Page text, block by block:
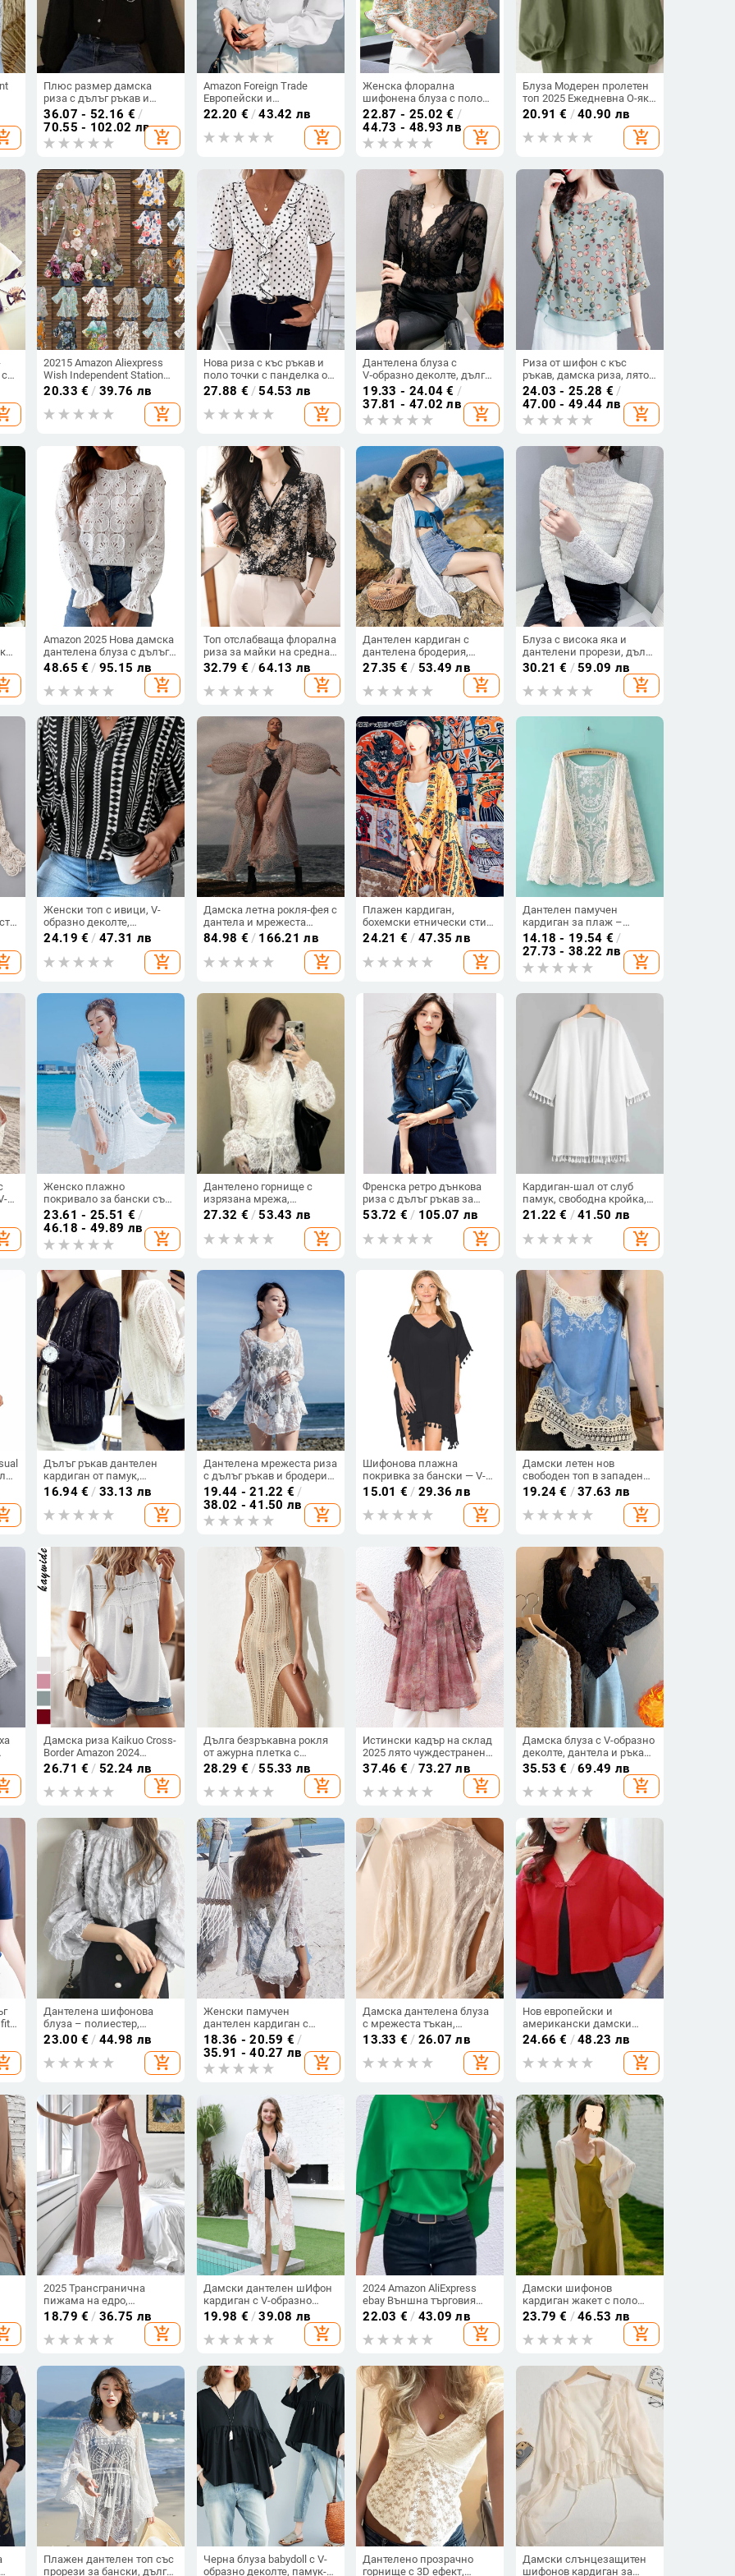
Плюс размер дамска
риза с дълъг ръкав и
яка‑кукла, стилно
прикрива корема
36.07 - 52.16 € /
70.55 - 102.02 лв
add_shopping_cart
Amazon Foreign Trade
Европейски и
американски дамски
дрехи Wish Aliexpress Ebay
Риза с волани Елегантна
22.20 € /43.42 лв
add_shopping_cart
Женска флорална
шифонена блуза с поло
яка, принт, ръкав 7/8, Лято
2023
22.87 - 25.02 € /
44.73 - 48.93 лв
add_shopping_cart
Блуза Модерен пролетен
топ 2025 Ежедневна О-яка
с дълъг ръкав,
едноцветна риза,
свободна ретро
20.91 € /40.90 лв
add_shopping_cart
20215 Amazon Aliexpress
Wish Independent Station
Ebay Блуза с многоцветен
флорален принт и готин
V-образен деколте
20.33 € / 39.76 лв
add_shopping_cart
Нова риза с къс ръкав и
поло точки с панделка от
чужбина
27.88 € /54.53 лв
add_shopping_cart
Дантелена блуза с
V‑образно деколте, дълги
ръкави, флисово
подплатена – дамски топ
за базово облекло, стилна
и универсална
19.33 - 24.04 € /
37.81 - 47.02 лв
add_shopping_cart
Риза от шифон с къс
ръкав, дамска риза, лято
2024, малка риза, голям
размер
24.03 - 25.28 € /
47.00 - 49.44 лв
add_shopping_cart
Amazon 2025 Нова дамска
дантелена блуза с дълъг
ръкав, подплатена с
модна куха плетена на
една кука, бродирана
48.65 € / 95.15 лв
add_shopping_cart
Топ отслабваща флорална
риза за майки на средна
възраст 2024, нова модна
пролетно-есенна
шифонена риза за жени
32.79 € /64.13 лв
add_shopping_cart
Дантелен кардиган с
дантелена бродерия,
слънцезащитно плажно
облекло, средна
дължина, фенерчести
27.35 € / 53.49 лв
add_shopping_cart
Блуза с висока яка и
дантелени прорези, дълъг
ръкав, полиестер, слим
кройка
30.21 € /59.09 лв
add_shopping_cart
Женски топ с ивици, V-
образно деколте,
полиестер, 3/4 ръкав,
колажен дизайн
24.19 € / 47.31 лв
add_shopping_cart
Дамска летна рокля‑фея с
дантела и мрежеста
покривка за плаж, дълга
и свободна кройка,
стилна за снимки
84.98 € / 166.21 лв
add_shopping_cart
Плажен кардиган,
бохемски етнически стил,
флорална щампа, UV
защита, свободен силует
24.21 € / 47.35 лв
add_shopping_cart
Дантелен памучен
кардиган за плаж –
елегантен свободен крой,
кръгла яка, дълги ръкави,
90–95% памук
14.18 - 19.54 € /
27.73 - 38.22 лв
add_shopping_cart
Женско плажно
покривало за бански със
прорези, пуловер стил,
ръкав 7/8, памучна смес
23.61 - 25.51 € /
46.18 - 49.89 лв
add_shopping_cart
Дантелено горнище с
изрязана мрежа,
V‑образно деколте, дълги
ръкави, едноцветен
модел
27.32 € /53.43 лв
add_shopping_cart
Френска ретро дънкова
риза с дълъг ръкав за
жени, есен 2025, нова,
ежедневна, елегантна,
универсална, корейска,
многопластова риза
53.72 € / 105.07 лв
add_shopping_cart
Кардиган-шал от слуб
памук, свободна кройка,
без яка, едноцветен
21.22 € /41.50 лв
add_shopping_cart
Дълъг ръкав дантелен
кардиган от памук,
текстура с кухи отвори,
еднороден цвят, Slim fit,
стойка яка
16.94€ / 33.13 лв
add_shopping_cart
Дантелена мрежеста риза
с дълъг ръкав и бродерия,
памук 95%+, цветен мотив
цветя, свободен силует,
средна дължина (65–80
см)
19.44 - 21.22 € /
38.02 - 41.50 лв
add_shopping_cart
Шифонова плажна
покривка за бански — V-
образно деколте, без
ръкави, пуловер, 95%
полиестер
15.01 € / 29.36 лв
add_shopping_cart
Дамски летен нов
свободен топ в западен
стил с бродирана дантела
и етнически стил, без
ръкави и външна
19.24 € /37.63 лв
add_shopping_cart
Дамска риза Kaikuo Cross-
Border Amazon 2024
Пролетно-летен износ,
ежедневна, едноцветна, с
кръгло деколте и къс
26.71 € / 52.24 лв
add_shopping_cart
Дълга безръкавна рокля
от ажурна плетка с
странични цепки и
безгръбов дизайн,
пляжен стил
28.29 € /55.33 лв
add_shopping_cart
Истински кадър на склад
2025 лято чуждестранен
стил свободно време
орган плисирана мода
корейска версия на
свободно месо покрито
37.46 € / 73.27 лв
add_shopping_cart
Дамска блуза с V-образно
деколте, дантела и ръкав
тип трумпет, флисова
подплата, полиестерна
тъкан, дължина 50–65 см
35.53 € /69.49 лв
add_shopping_cart
Дантелена шифонова
блуза – полиестер,
пуловер, полу‑висока яка,
седемточкови ръкави,
Slim версия, женски
модел, японско‑корейски
23.00 € / 44.98 лв
add_shopping_cart
Женски памучен
дантелен кардиган с
мрежест мотив и рози,
корейски стил, плажен
топ за защита от
слънцето, дължина 50-65
18.36 - 20.59 € /
35.91 - 40.27 лв
add_shopping_cart
Дамска дантелена блуза
с мрежеста тъкан,
полиестер, едноцветна,
дълъг ръкав, полу висока
яка
13.33 € / 26.07 лв
add_shopping_cart
Нов европейски и
американски дамски
малък шал за външна
търговия, пролетно-летен,
нов шифонен яке, дамски
малък нос
24.66 € /48.23 лв
add_shopping_cart
и
2025 Трансгранична
пижама на едро,
европейски и
американски износ,
изрязан домашен
комплект за възрастни,
18.79 € / 36.75 лв
add_shopping_cart
Дамски дантелен шИфон
кардиган с V-образно
деколте, 3/4 ръкави,
бродирано покривало за
бански
19.98 € /39.08 лв
add_shopping_cart
2024 Amazon AliExpress
ebay Външна търговия
Дамско облекло Пролет и
лято Жокер Обло деколте
Плътен цвят Многослойна
риза с ръкав и наметало
22.03 € / 43.09 лв
add_shopping_cart
Дамски шифонов
кардиган жакет с поло
яка, дълги ръкави,
копчета, стил градски,
95% полиестер
23.79 € /46.53 лв
add_shopping_cart
Плажен дантелен топ със
прорези за бански, дълги
Черна блуза babydoll с V-
образно деколте, памук-
Дантелено прозрачно
горнище с 3D ефект,
Дамски слънцезащитен
шифонов кардиган за